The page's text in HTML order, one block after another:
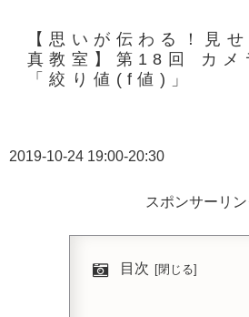
【思いが伝わる！見
真教室】第18回 カメ
「絞り値(f値)」
2019-10-24 19:00-20:30
スポンサーリン
目次